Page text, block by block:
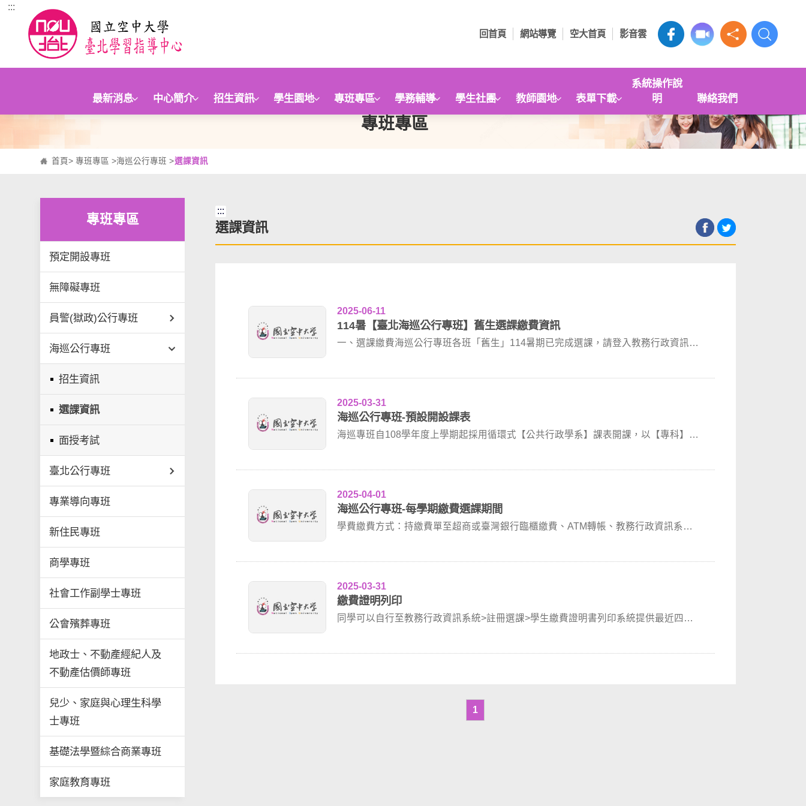
跳到主要內容區塊
:::
回首頁 網站導覽 空大首頁 影音雲
最新消息 中心簡介 招生資訊 學生園地 專班專區 學務輔導 學生社團 教師園地 表單下載
系統操作說
明
聯絡我們
專班專區
首頁>專班專區 >海巡公行專班 >選課資訊
專班專區
預定開設專班
無障礙專班
員警(獄政)公行專班
海巡公行專班
招生資訊
選課資訊
面授考試
臺北公行專班
專業導向專班
新住民專班
商學專班
社會工作副學士專班
公會殯葬專班
地政士、不動產經紀人及
不動產估價師專班
兒少、家庭與心理生科學
士專班
基礎法學暨綜合商業專班
家庭教育專班
:::
選課資訊
2025-06-11
114暑【臺北海巡公行專班】舊生選課繳費資訊
一、選課繳費海巡公行專班各班「舊生」114暑期已完成選課，請登入教務行政資訊系
2025-03-31
海巡公行專班-預設開設課表
海巡專班自108學年度上學期起採用循環式【公共行政學系】課表開課，以【專科】學
2025-04-01
海巡公行專班-每學期繳費選課期間
學費繳費方式：持繳費單至超商或臺灣銀行臨櫃繳費、ATM轉帳、教務行政資訊系統
2025-03-31
繳費證明列印
同學可以自行至教務行政資訊系統>註冊選課>學生繳費證明書列印系統提供最近四學
1